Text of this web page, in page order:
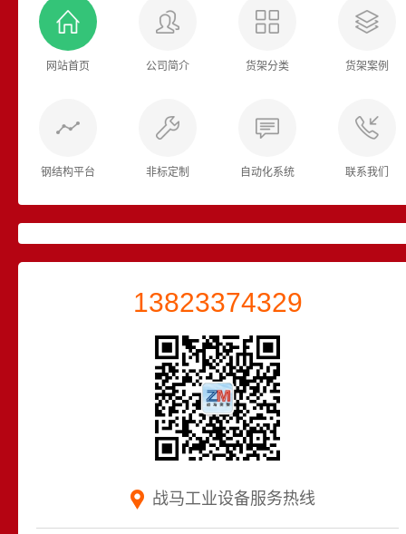
网站首页 公司简介 货架分类 货架案例
钢结构平台 非标定制 自动化系统 联系我们
13823374329
战马工业设备服务热线